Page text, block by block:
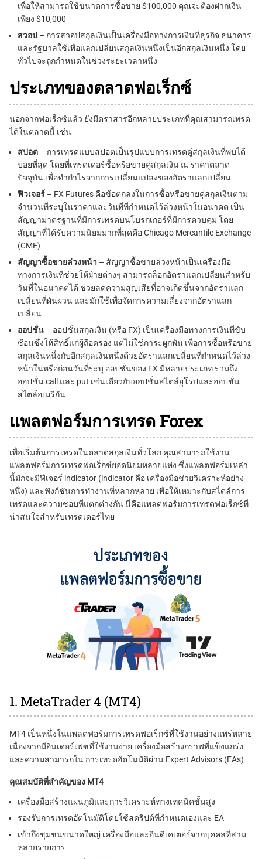
เพื่อให้สามารถใช้ขนาดการซื้อขาย $100,000 คุณจะต้องฝากเงิน
เพียง $10,000
สวอป – การสวอปสกุลเงินเป็นเครื่องมือทางการเงินที่ธุรกิจ ธนาคาร
และรัฐบาลใช้เพื่อแลกเปลี่ยนสกุลเงินหนึ่งเป็นอีกสกุลเงินหนึ่ง โดย
ทั่วไปจะถูกกำหนดในช่วงระยะเวลาหนึ่ง
ประเภทของตลาดฟอเร็กซ์
นอกจากฟอเร็กซ์แล้ว ยังมีตราสารอีกหลายประเภทที่คุณสามารถเทรด
ได้ในตลาดนี้ เช่น
สปอต – การเทรดแบบสปอตเป็นรูปแบบการเทรดคู่สกุลเงินที่พบได้
บ่อยที่สุด โดยที่เทรดเดอร์ซื้อหรือขายคู่สกุลเงิน ณ ราคาตลาด
ปัจจุบัน เพื่อทำกำไรจากการเปลี่ยนแปลงของอัตราแลกเปลี่ยน
ฟิวเจอร์ – FX Futures คือข้อตกลงในการซื้อหรือขายคู่สกุลเงินตาม
จำนวนที่ระบุในราคาและวันที่ที่กำหนดไว้ล่วงหน้าในอนาคต เป็น
สัญญามาตรฐานที่มีการเทรดบนโบรกเกอร์ที่มีการควบคุม โดย
สัญญาที่ได้รับความนิยมมากที่สุดคือ Chicago Mercantile Exchange
(CME)
สัญญาซื้อขายล่วงหน้า – สัญญาซื้อขายล่วงหน้าเป็นเครื่องมือ
ทางการเงินที่ช่วยให้ฝ่ายต่างๆ สามารถล็อกอัตราแลกเปลี่ยนสำหรับ
วันที่ในอนาคตได้ ช่วยลดความสูญเสียที่อาจเกิดขึ้นจากอัตราแลก
เปลี่ยนที่ผันผวน และมักใช้เพื่อจัดการความเสี่ยงจากอัตราแลก
เปลี่ยน
ออปชั่น – ออปชั่นสกุลเงิน (หรือ FX) เป็นเครื่องมือทางการเงินที่ขับ
ซ้อนซึ่งให้สิทธิ์แก่ผู้ถือครอง แต่ไม่ใช่ภาระผูกพัน เพื่อการซื้อหรือขาย
สกุลเงินหนึ่งกับอีกสกุลเงินหนึ่งด้วยอัตราแลกเปลี่ยนที่กำหนดไว้ล่วง
หน้าในหรือก่อนวันที่ระบุ ออปชั่นของ FX มีหลายประเภท รวมถึง
ออปชั่น call และ put เช่นเดียวกับออปชั่นสไตล์ยุโรปและออปชั่น
สไตล์อเมริกัน
แพลตฟอร์มการเทรด Forex
เพื่อเริ่มต้นการเทรดในตลาดสกุลเงินทั่วโลก คุณสามารถใช้งาน
แพลตฟอร์มการเทรดฟอเร็กซ์ยอดนิยมหลายแห่ง ซึ่งแพลตฟอร์มเหล่า
นี้มักจะมีฟีเจอร์ indicator (indicator คือ เครื่องมือช่วยวิเคราะห์อย่าง
หนึ่ง) และฟังก์ชันการทำงานที่หลากหลาย เพื่อให้เหมาะกับสไตล์การ
เทรดและความชอบที่แตกต่างกัน นี่คือแพลตฟอร์มการเทรดฟอเร็กซ์ที่
น่าสนใจสำหรับเทรดเดอร์ไทย
1. MetaTrader 4 (MT4)
MT4 เป็นหนึ่งในแพลตฟอร์มการเทรดฟอเร็กซ์ที่ใช้งานอย่างแพร่หลาย
เนื่องจากมีอินเดอร์เฟซที่ใช้งานง่าย เครื่องมือสร้างกราฟที่แข็งแกร่ง
และความสามารถใน การเทรดอัตโนมัติผ่าน Expert Advisors (EAs)
คุณสมบัติที่สำคัญของ MT4
เครื่องมือสร้างแผนภูมิและการวิเคราะห์ทางเทคนิคขั้นสูง
รองรับการเทรดอัตโนมัติโดยใช้สคริปต์ที่กำหนดเองและ EA
เข้าถึงชุมชนขนาดใหญ่ เครื่องมือและอินดิเคเตอร์จากบุคคลที่สาม
หลายรายการ